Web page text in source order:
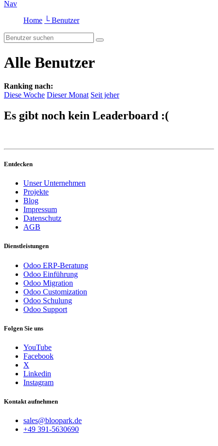
Nav
Home └ Benutzer
Alle Benutzer
Ranking nach:
Diese Woche Dieser Monat Seit jeher
Es gibt noch kein Leaderboard :(
Entdecken
Unser Unternehmen
Projekte
Blog
Impressum
Datenschutz
AGB
Dienstleistungen
Odoo ERP-Beratung
Odoo Einführung
Odoo Migration
Odoo Customization
Odoo Schulung
Odoo Support
Folgen Sie uns
YouTube
Facebook
X
Linkedin
Instagram
Kontakt aufnehmen
sales@bloopark.de
+49 391-5630690